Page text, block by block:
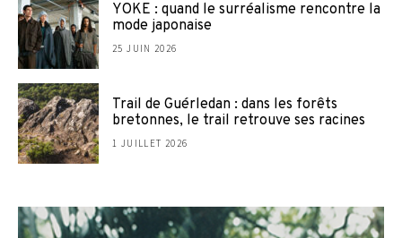
YOKE : quand le surréalisme rencontre la
mode japonaise
25 JUIN 2026
Trail de Guérledan : dans les forêts
bretonnes, le trail retrouve ses racines
1 JUILLET 2026